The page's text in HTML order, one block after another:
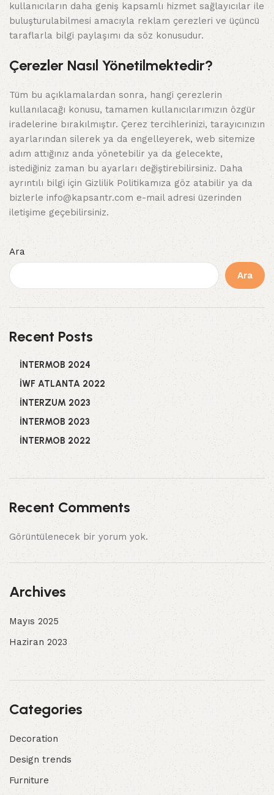
kullanıcıların daha geniş kapsamlı hizmet sağlayıcılar ile
buluşturulabilmesi amacıyla reklam çerezleri ve üçüncü
taraflarla bilgi paylaşımı da söz konusudur.
Çerezler Nasıl Yönetilmektedir?
Tüm bu açıklamalardan sonra, hangi çerezlerin
kullanılacağı konusu, tamamen kullanıcılarımızın özgür
iradelerine bırakılmıştır. Çerez tercihlerinizi, tarayıcınızın
ayarlarından silerek ya da engelleyerek, web sitemize
adım attığınız anda yönetebilir ya da gelecekte,
istediğiniz zaman bu ayarları değiştirebilirsiniz. Daha
ayrıntılı bilgi için Gizlilik Politikamıza göz atabilir ya da
bizlerle info@kapsantr.com e-mail adresi üzerinden
iletişime geçebilirsiniz.
Ara
Ara
Recent Posts
İNTERMOB 2024
İWF ATLANTA 2022
İNTERZUM 2023
İNTERMOB 2023
İNTERMOB 2022
Recent Comments
Görüntülenecek bir yorum yok.
Archives
Mayıs 2025
Haziran 2023
Categories
Decoration
Design trends
Furniture